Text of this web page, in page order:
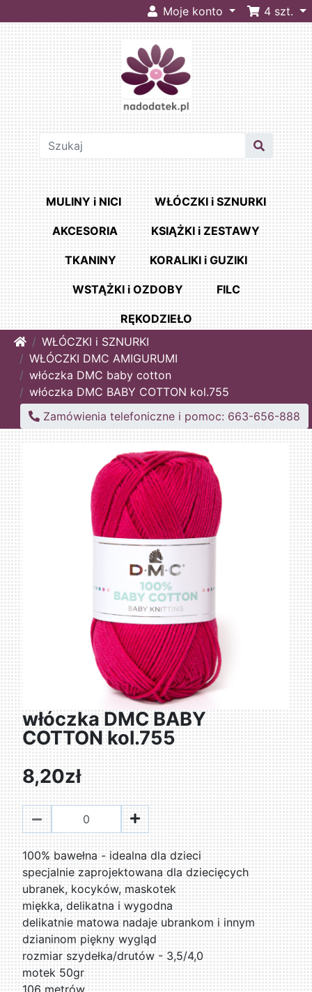
Moje konto 4 szt.
MULINY i NICI WŁÓCZKI i SZNURKI
AKCESORIA KSIĄŻKI i ZESTAWY
TKANINY KORALIKI i GUZIKI
WSTĄŻKI i OZDOBY FILC
RĘKODZIEŁO
HomeWŁÓCZKI i SZNURKI
WŁÓCZKI DMC AMIGURUMI
włóczka DMC baby cotton
włóczka DMC BABY COTTON kol.755
Zamówienia telefoniczne i pomoc: 663-656-888
włóczka DMC BABY
COTTON kol.755
8,20zł
100% bawełna - idealna dla dzieci
specjalnie zaprojektowana dla dziecięcych
ubranek, kocyków, maskotek
miękka, delikatna i wygodna
delikatnie matowa nadaje ubrankom i innym
dzianinom piękny wygląd
rozmiar szydełka/drutów - 3,5/4,0
motek 50gr